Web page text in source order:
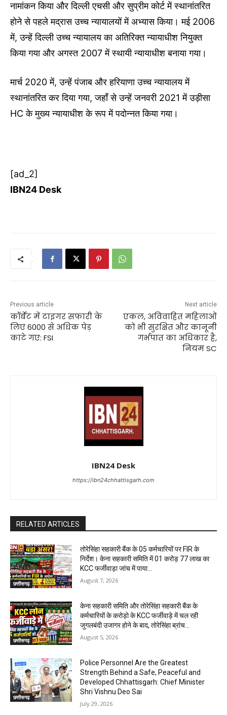
नामांकन किया और दिल्ली एचसी और सुप्रीम कोर्ट में स्थानांतरित
होने से पहले मद्रास उच्च न्यायालयों में अभ्यास किया। मई 2006
में, उन्हें दिल्ली उच्च न्यायालय का अतिरिक्त न्यायाधीश नियुक्त
किया गया और अगस्त 2007 में स्थायी न्यायाधीश बनाया गया।
मार्च 2020 में, उन्हें पंजाब और हरियाणा उच्च न्यायालय में
स्थानांतरित कर दिया गया, जहाँ से उन्हें जनवरी 2021 में उड़ीसा
HC के मुख्य न्यायाधीश के रूप में पदोन्नत किया गया।
[ad_2]
IBN24 Desk
Previous article
कॉर्बेट में टाइगर सफारी के
लिए 6000 से अधिक पेड़
काटे गए: FSI
Next article
एकल, अविवाहित महिलाओं
को भी सुरक्षित और कानूनी
गर्भपात का अधिकार है,
नियम SC
IBN24 Desk
https://ibn24chhattisgarh.com
RELATED ARTICLES
छत्तीसगढ़
तोरेसिंहा सहकारी बैंक के 05 कर्मचारियों पर FIR के
निर्देश। केना सहकारी समिति में 01 करोड़ 77 लाख का
KCC फर्जीवाड़ा जांच में पाया...
August 7, 2026
छत्तीसगढ़
केना सहकारी समिति और तोरेसिंहा सहकारी बैंक के
कर्मचारियों के करोड़ो के KCC फर्जीवाड़े में चल रही
जुगलबंदी उजागर होने के बाद, तोरेसिंहा ब्रांच...
August 5, 2026
छत्तीसगढ़
Police Personnel Are the Greatest
Strength Behind a Safe, Peaceful and
Developed Chhattisgarh: Chief Minister
Shri Vishnu Deo Sai
July 29, 2026